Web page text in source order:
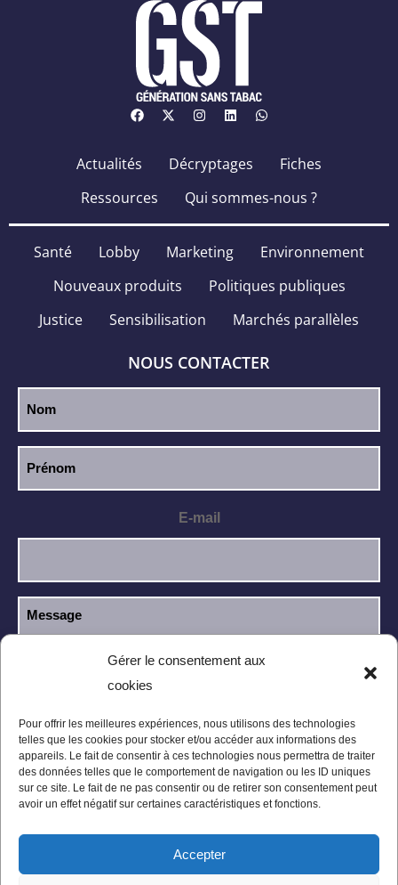
Gérer le consentement aux
cookies
Pour offrir les meilleures expériences, nous utilisons des technologies
telles que les cookies pour stocker et/ou accéder aux informations des
appareils. Le fait de consentir à ces technologies nous permettra de traiter
des données telles que le comportement de navigation ou les ID uniques
sur ce site. Le fait de ne pas consentir ou de retirer son consentement peut
avoir un effet négatif sur certaines caractéristiques et fonctions.
Accepter
Actualités Décryptages
Fiches
Ressources
Qui sommes-nous ?
Santé Lobby Marketing
Environnement
Nouveaux produits
Politiques publiques
Justice
Sensibilisation Marchés parallèles
NOUS CONTACTER
E-mail
J’ai lu et j’accepte la
confidentialité.